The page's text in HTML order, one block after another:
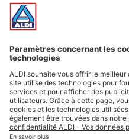
Offres
Infos essentielles
Suivez ALDI